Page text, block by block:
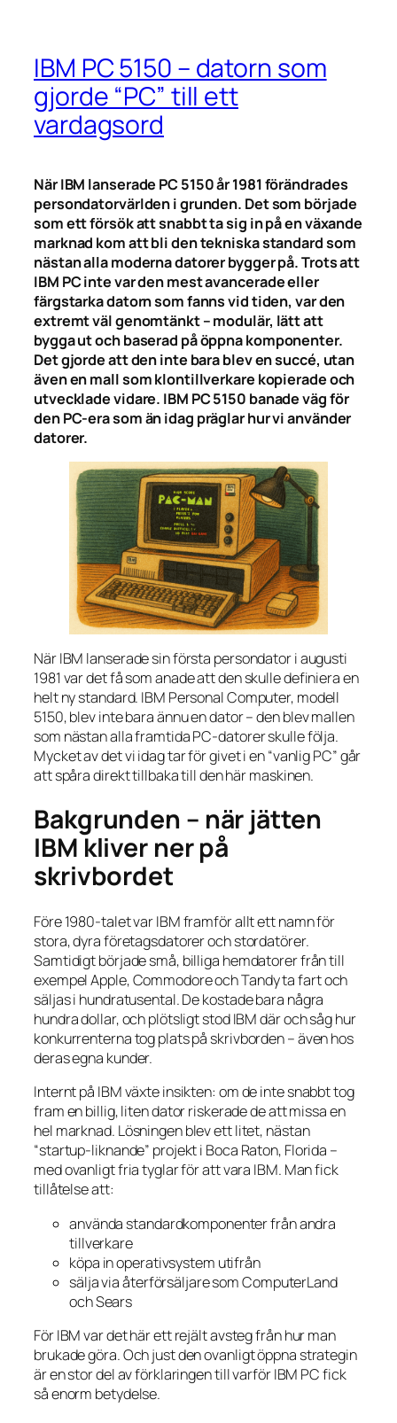
IBM PC 5150 – datorn som
gjorde “PC” till ett
vardagsord
När IBM lanserade PC 5150 år 1981 förändrades
persondatorvärlden i grunden. Det som började
som ett försök att snabbt ta sig in på en växande
marknad kom att bli den tekniska standard som
nästan alla moderna datorer bygger på. Trots att
IBM PC inte var den mest avancerade eller
färgstarka datorn som fanns vid tiden, var den
extremt väl genomtänkt – modulär, lätt att
bygga ut och baserad på öppna komponenter.
Det gjorde att den inte bara blev en succé, utan
även en mall som klontillverkare kopierade och
utvecklade vidare. IBM PC 5150 banade väg för
den PC-era som än idag präglar hur vi använder
datorer.
När IBM lanserade sin första persondator i augusti
1981 var det få som anade att den skulle definiera en
helt ny standard. IBM Personal Computer, modell
5150, blev inte bara ännu en dator – den blev mallen
som nästan alla framtida PC-datorer skulle följa.
Mycket av det vi idag tar för givet i en “vanlig PC” går
att spåra direkt tillbaka till den här maskinen.
Bakgrunden – när jätten
IBM kliver ner på
skrivbordet
Före 1980-talet var IBM framför allt ett namn för
stora, dyra företagsdatorer och stordatörer.
Samtidigt började små, billiga hemdatorer från till
exempel Apple, Commodore och Tandy ta fart och
säljas i hundratusental. De kostade bara några
hundra dollar, och plötsligt stod IBM där och såg hur
konkurrenterna tog plats på skrivborden – även hos
deras egna kunder.
Internt på IBM växte insikten: om de inte snabbt tog
fram en billig, liten dator riskerade de att missa en
hel marknad. Lösningen blev ett litet, nästan
“startup-liknande” projekt i Boca Raton, Florida –
med ovanligt fria tyglar för att vara IBM. Man fick
tillåtelse att:
använda standardkomponenter från andra
tillverkare
köpa in operativsystem utifrån
sälja via återförsäljare som ComputerLand
och Sears
För IBM var det här ett rejält avsteg från hur man
brukade göra. Och just den ovanligt öppna strategin
är en stor del av förklaringen till varför IBM PC fick
så enorm betydelse.